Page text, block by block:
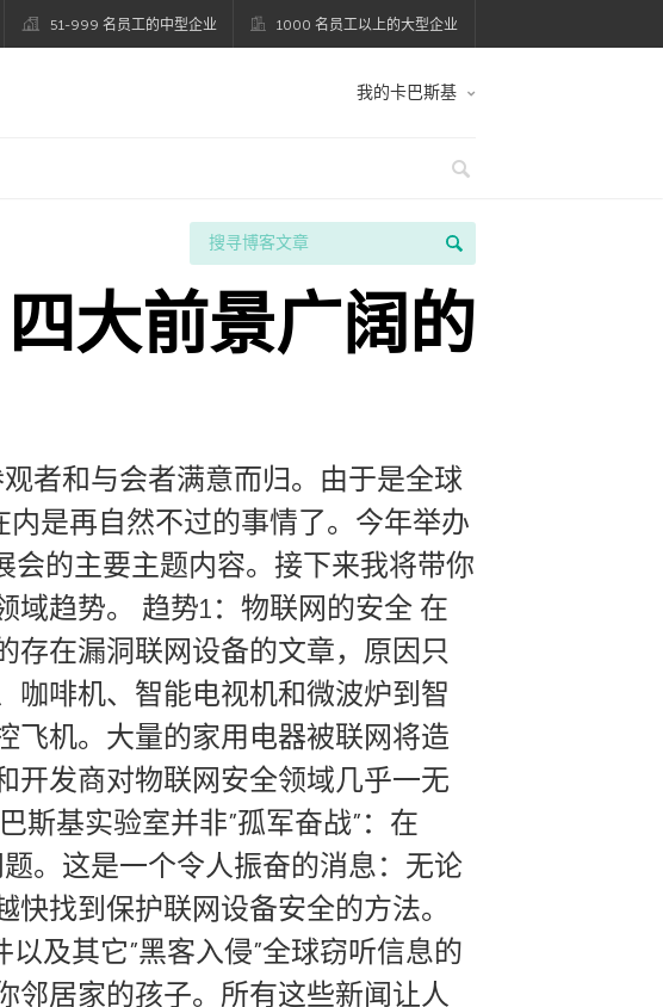
51-999 名员工的中型企业 1000 名员工以上的大型企业
我的卡巴斯基
大前景广阔的
者和与会者满意而归。由于是全球
是再自然不过的事情了。今年举办
会的主要主题内容。接下来我将带你
域趋势。 趋势1：物联网的安全 在
存在漏洞联网设备的文章，原因只
咖啡机、智能电视机和微波炉到智
飞机。大量的家用电器被联网将造
开发商对物联网安全领域几乎一无
斯基实验室并非”孤军奋战”：在
。这是一个令人振奋的消息：无论
找到保护联网设备安全的方法。
及其它”黑客入侵”全球窃听信息的
邻居家的孩子。所有这些新闻让人